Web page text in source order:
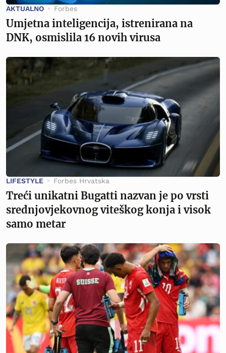
AKTUALNO Forbes
Umjetna inteligencija, istrenirana na
DNK, osmislila 16 novih virusa
LIFESTYLE Forbes Hrvatska
Treći unikatni Bugatti nazvan je po vrsti
srednjovjekovnog viteškog konja i visok
samo metar